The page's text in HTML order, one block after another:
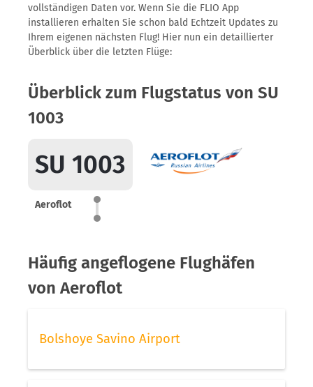
vollständigen Daten vor. Wenn Sie die FLIO App
installieren erhalten Sie schon bald Echtzeit Updates zu
Ihrem eigenen nächsten Flug! Hier nun ein detaillierter
Überblick über die letzten Flüge:
Überblick zum Flugstatus von SU
1003
SU 1003
Aeroflot
Häufig angeflogene Flughäfen
von Aeroflot
Bolshoye Savino Airport